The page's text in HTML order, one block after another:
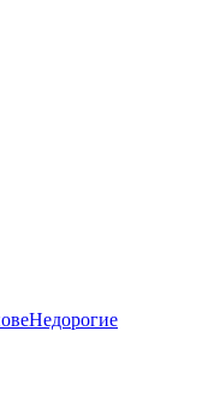
Недорогие